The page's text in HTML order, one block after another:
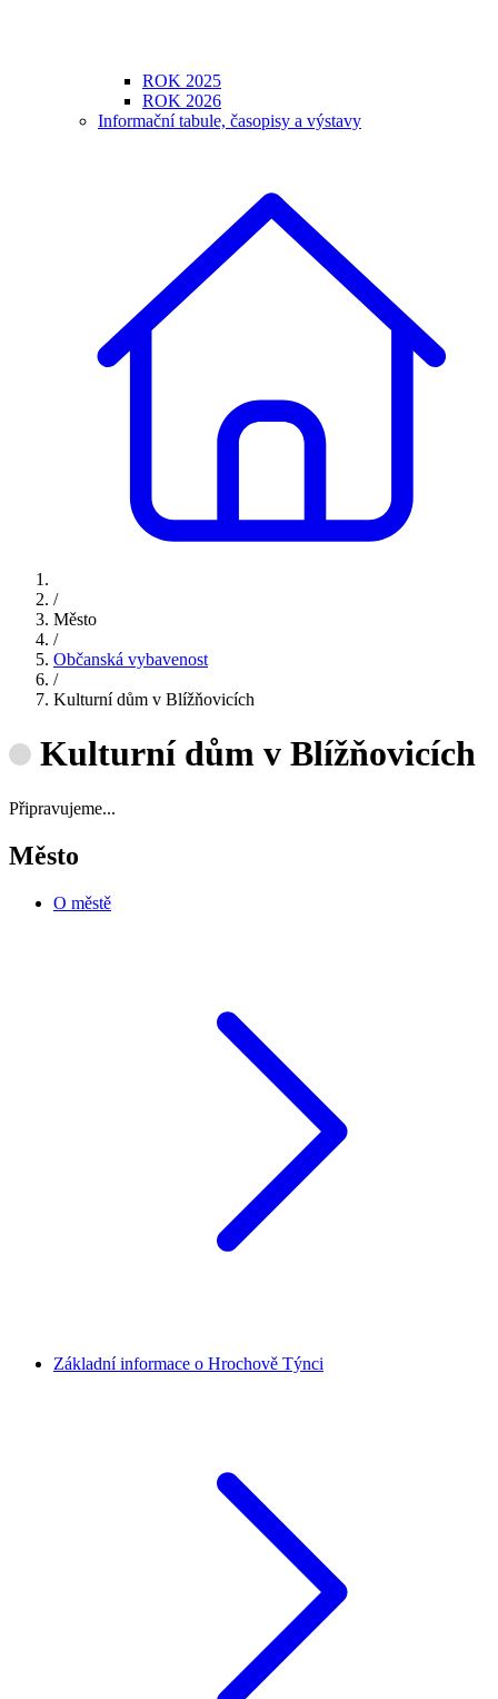
ROK 2025
ROK 2026
Informační tabule, časopisy a výstavy
/
Město
/
Občanská vybavenost
/
Kulturní dům v Blížňovicích
Kulturní dům v Blížňovicích
Připravujeme...
Město
O městě
Základní informace o Hrochově Týnci